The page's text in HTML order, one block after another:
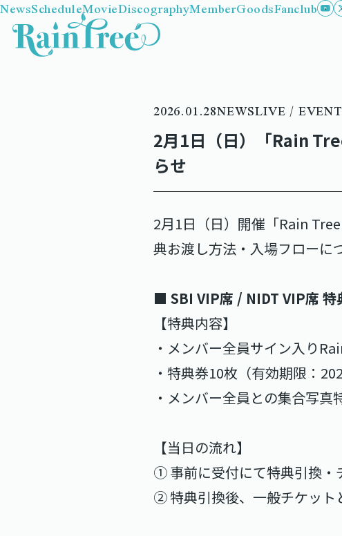
NewsScheduleMovieDiscographyMemberGoodsFanclub
2026.01.28NEWSLIVE / EVENT
2月1日（日）「Rain
らせ
2月1日（日）開催「Rain
典お渡し方法・入場フローに
■ SBI VIP席 / NIDT VIP席 特
【特典内容】
・メンバー全員サイン入り
・特典券10枚（有効期限：
・メンバー全員との集合写真
【当日の流れ】
① 事前に受付にて特典引換・
② 特典引換後、一般チケット